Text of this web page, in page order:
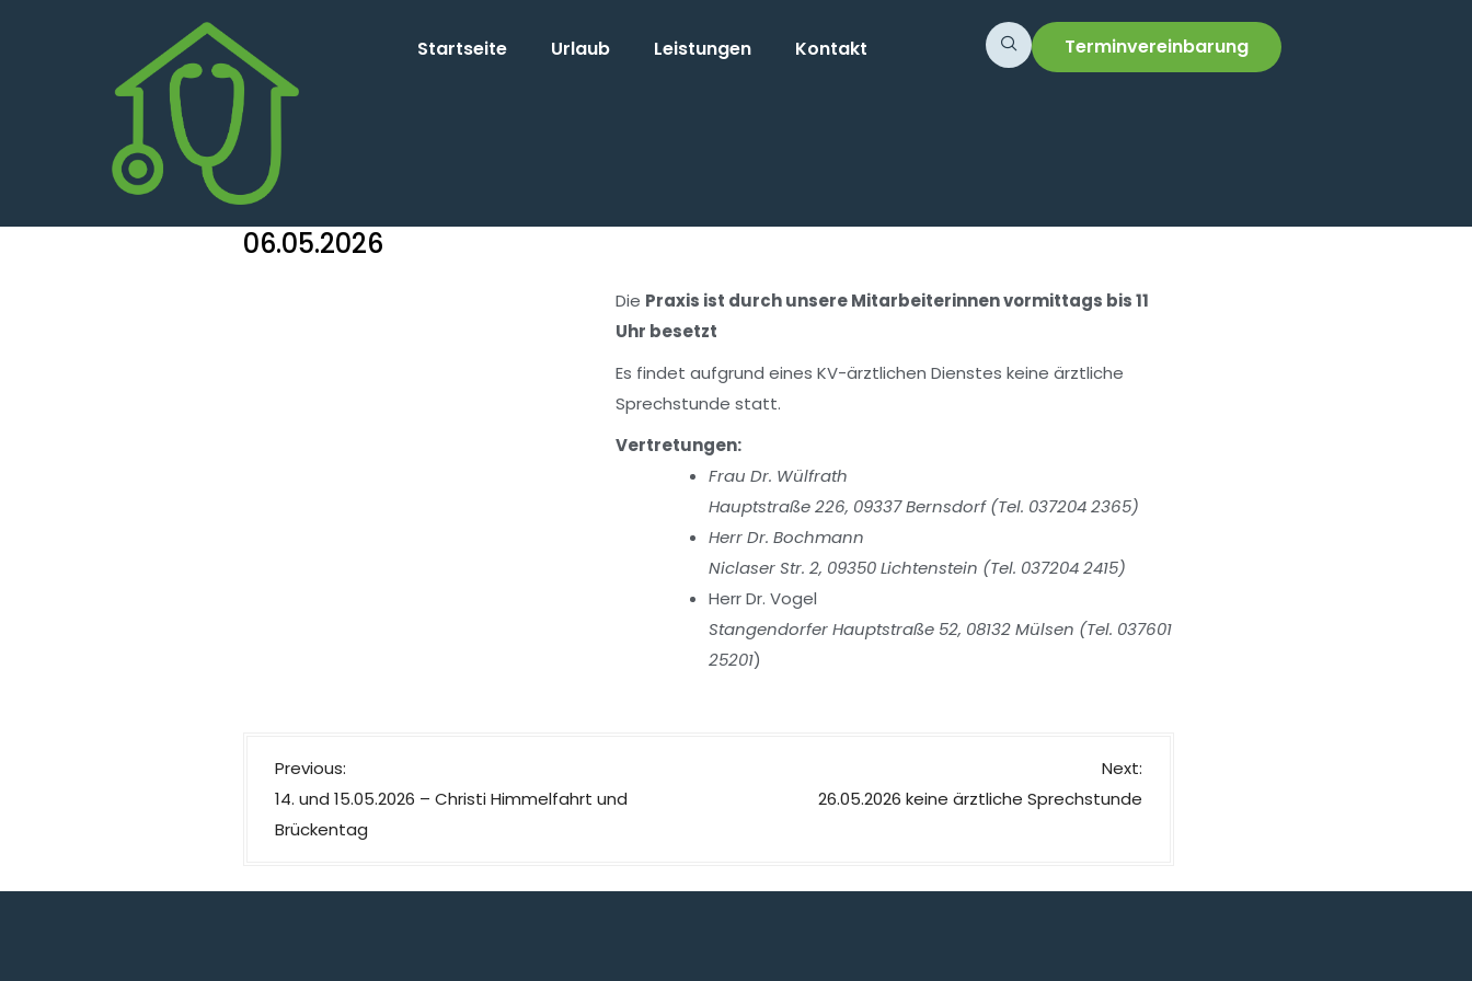
Startseite Urlaub Leistungen Kontakt Terminvereinbarung
06.05.2026
Die Praxis ist durch unsere Mitarbeiterinnen vormittags bis 11
Uhr besetzt
Es findet aufgrund eines KV-ärztlichen Dienstes keine ärztliche
Sprechstunde statt.
Vertretungen:
Frau Dr. Wülfrath
Hauptstraße 226, 09337 Bernsdorf (Tel. 037204 2365)
Herr Dr. Bochmann
Niclaser Str. 2, 09350 Lichtenstein (Tel. 037204 2415)
Herr Dr. Vogel
Stangendorfer Hauptstraße 52, 08132 Mülsen (Tel. 037601
25201)
Previous:
14. und 15.05.2026 – Christi Himmelfahrt und
Brückentag
Next:
26.05.2026 keine ärztliche Sprechstunde